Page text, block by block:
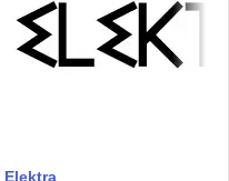
Elektra